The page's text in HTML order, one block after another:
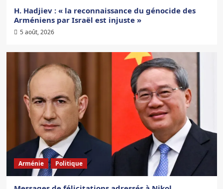
H. Hadjiev : « la reconnaissance du génocide des
Arméniens par Israël est injuste »
5 août, 2026
Arménie Politique